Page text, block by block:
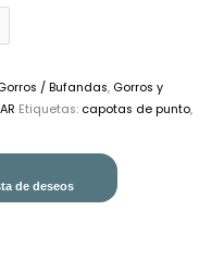
/ Bufandas, Gorros y
Etiquetas: capotas de punto,
de deseos